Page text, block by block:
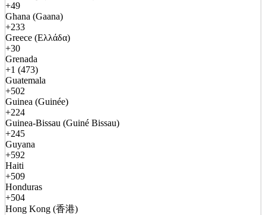
+49
Ghana (Gaana)
+233
Greece (Ελλάδα)
+30
Grenada
+1 (473)
Guatemala
+502
Guinea (Guinée)
+224
Guinea-Bissau (Guiné Bissau)
+245
Guyana
+592
Haiti
+509
Honduras
+504
Hong Kong (香港)